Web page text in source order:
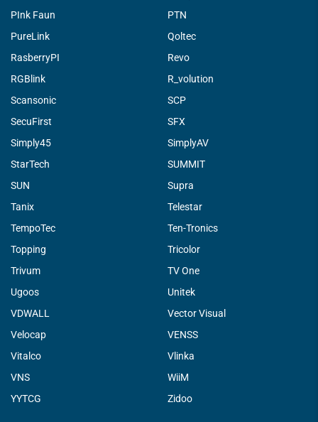
PInk Faun
PTN
PureLink
Qoltec
RasberryPI
Revo
RGBlink
R_volution
Scansonic
SCP
SecuFirst
SFX
Simply45
SimplyAV
StarTech
SUMMIT
SUN
Supra
Tanix
Telestar
TempoTec
Ten-Tronics
Topping
Tricolor
Trivum
TV One
Ugoos
Unitek
VDWALL
Vector Visual
Velocap
VENSS
Vitalco
Vlinka
VNS
WiiM
YYTCG
Zidoo